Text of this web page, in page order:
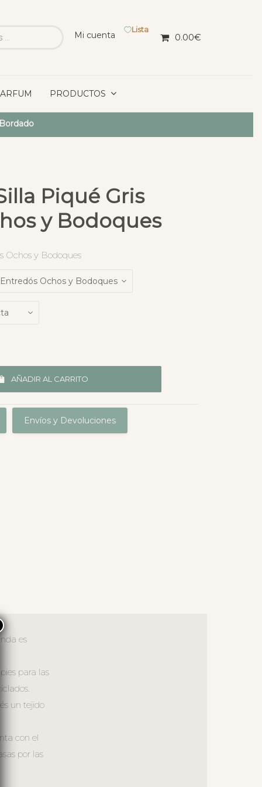
Mi cuenta
Lista
0.00€
PRODUCTOS
Piqué Gris
y Bodoques
Ochos y Bodoques
AÑADIR AL CARRITO
Envíos y Devoluciones
es
para las
un tejido
con el
por las